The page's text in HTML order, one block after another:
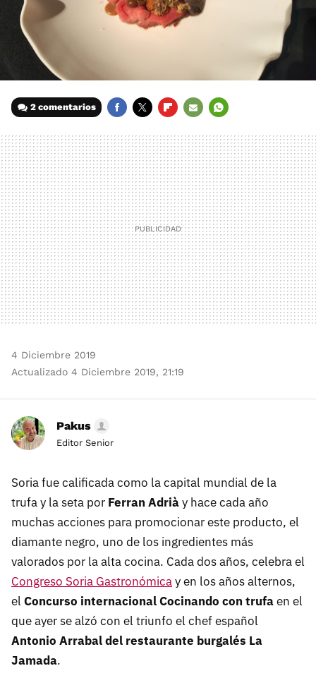
2 comentarios
MAIL
4 Diciembre 2019
Actualizado 4 Diciembre 2019, 21:19
Pakus
Editor Senior
Soria fue calificada como la capital mundial de la
trufa y la seta por Ferran Adriày hace cada año
muchas acciones para promocionar este producto, el
diamante negro, uno de los ingredientes más
valorados por la alta cocina. Cada dos años, celebra el
Congreso Soria Gastronómicay en los años alternos,
el Concurso internacional Cocinando con trufaen el
que ayer se alzó con el triunfo el chef español
Antonio Arrabal del restaurante burgalés La
Jamada.